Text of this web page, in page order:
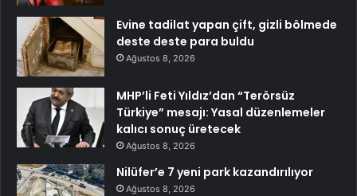
Evine tadilat yapan çift, gizli bölmede
deste deste para buldu
Ağustos 8, 2026
MHP’li Feti Yıldız’dan “Terörsüz
Türkiye” mesajı: Yasal düzenlemeler
kalıcı sonuç üretecek
Ağustos 8, 2026
Nilüfer’e 7 yeni park kazandırılıyor
Ağustos 8, 2026